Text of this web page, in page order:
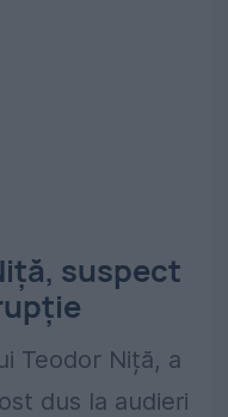
suspect
Teodor Niță, a
dus la audieri